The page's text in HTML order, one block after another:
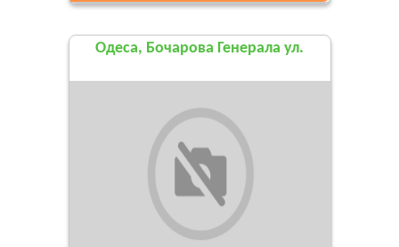
Одеса, Бочарова Генерала ул.